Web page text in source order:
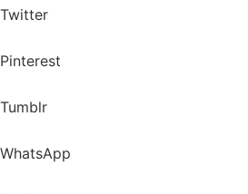
Twitter
Pinterest
Tumblr
WhatsApp